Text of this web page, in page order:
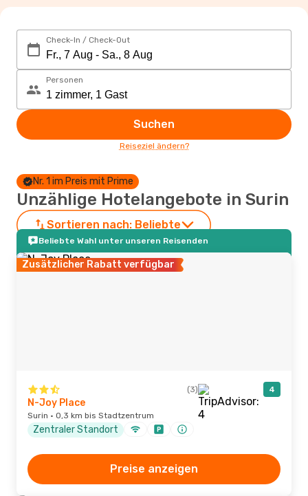
Check-In / Check-Out
Personen
Suchen
Reiseziel ändern?
Nr. 1 im Preis mit Prime
Unzählige Hotelangebote in Surin
Sortieren nach: Beliebte
Beliebte Wahl unter unseren Reisenden
Zusätzlicher Rabatt verfügbar
(3) 4
N-Joy Place
Surin · 0,3 km bis Stadtzentrum
Zentraler Standort
Preise anzeigen